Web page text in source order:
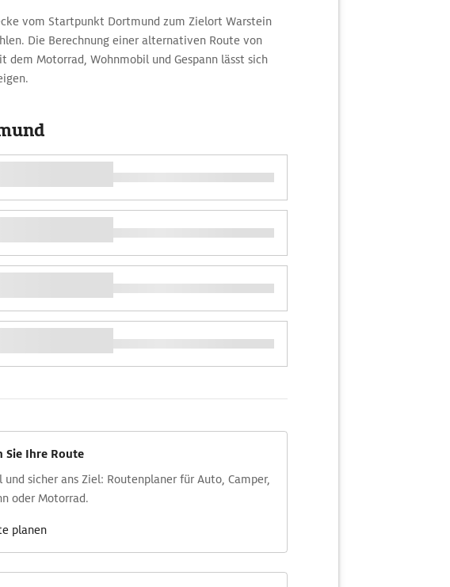
vom Startpunkt Dortmund zum Zielort Warstein
Die Berechnung einer alternativen Route von
dem Motorrad, Wohnmobil und Gespann lässt sich
Sie Ihre Route
und sicher ans Ziel: Routen­planer für Auto, Camper,
oder Motorrad.
planen